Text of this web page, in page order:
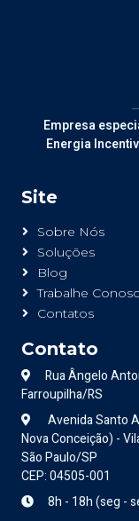
Empresa
Energia
Site
Sobre Nós
Soluções
Blog
Trabalhe
Contatos
Contato
Rua Ângelo
Farroupilha/RS
Avenida Santo
Nova Conceição) -
São Paulo/SP
CEP: 04505-001
8h - 18h (seg -